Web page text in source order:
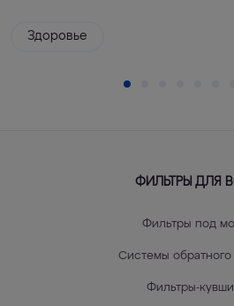
Здоровье
ФИЛЬТРЫ ДЛЯ
Фильтры под
Системы
Фильтры-